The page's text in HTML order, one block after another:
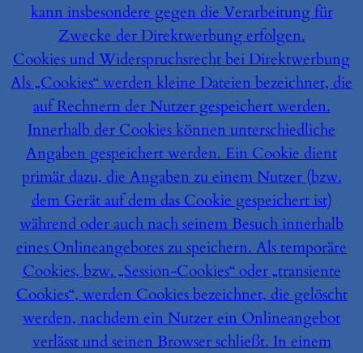
kann insbesondere gegen die Verarbeitung für
Zwecke der Direktwerbung erfolgen.
Cookies und Widerspruchsrecht bei Direktwerbung
Als „Cookies“ werden kleine Dateien bezeichnet, die
auf Rechnern der Nutzer gespeichert werden.
Innerhalb der Cookies können unterschiedliche
Angaben gespeichert werden. Ein Cookie dient
primär dazu, die Angaben zu einem Nutzer (bzw.
dem Gerät auf dem das Cookie gespeichert ist)
während oder auch nach seinem Besuch innerhalb
eines Onlineangebotes zu speichern. Als temporäre
Cookies, bzw. „Session-Cookies“ oder „transiente
Cookies“, werden Cookies bezeichnet, die gelöscht
werden, nachdem ein Nutzer ein Onlineangebot
verlässt und seinen Browser schließt. In einem